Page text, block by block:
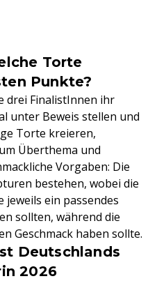
Torte
Punkte?
drei FinalistInnen ihr
unter Beweis stellen und
Torte kreieren,
Überthema und
Vorgaben: Die
bestehen, wobei die
ein passendes
sollten, während die
Geschmack haben sollte.
Deutschlands
2026